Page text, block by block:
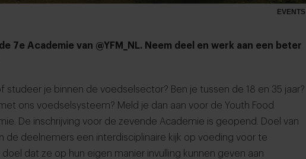
EVENTS
7e Academie van @YFM_NL. Neem deel en werk aan een beter
studeer je binnen de voedselsector? Ben je tussen de 18 en 35 jaar?
ons voedselsysteem? Meld je dan aan voor de Youth Food
De inschrijving voor de zevende Academie is geopend. Doel van
de deelnemers een interdisciplinaire kijk op voeding voor te
dat ze op hun eigen manier invulling kunnen geven aan